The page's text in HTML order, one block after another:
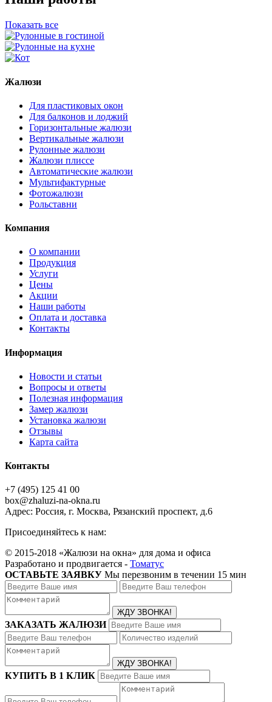
Показать все
Жалюзи
Для пластиковых окон
Для балконов и лоджий
Горизонтальные жалюзи
Вертикальные жалюзи
Рулонные жалюзи
Жалюзи плиссе
Автоматические жалюзи
Мультифактурные
Фотожалюзи
Рольставни
Компания
О компании
Продукция
Услуги
Цены
Акции
Наши работы
Оплата и доставка
Контакты
Информация
Новости и статьи
Вопросы и ответы
Полезная информация
Замер жалюзи
Установка жалюзи
Отзывы
Карта сайта
Контакты
+7 (495) 125 41 00
box@zhaluzi-na-okna.ru
Адрес: Россия, г. Москва, Рязанский проспект, д.6
Присоединяйтесь к нам:
© 2015-2018 «Жалюзи на окна» для дома и офиса
Разработано и продвигается - Томатус
ОСТАВЬТЕ ЗАЯВКУ Мы перезвоним в течении 15 мин
ЗАКАЗАТЬ ЖАЛЮЗИ
КУПИТЬ В 1 КЛИК